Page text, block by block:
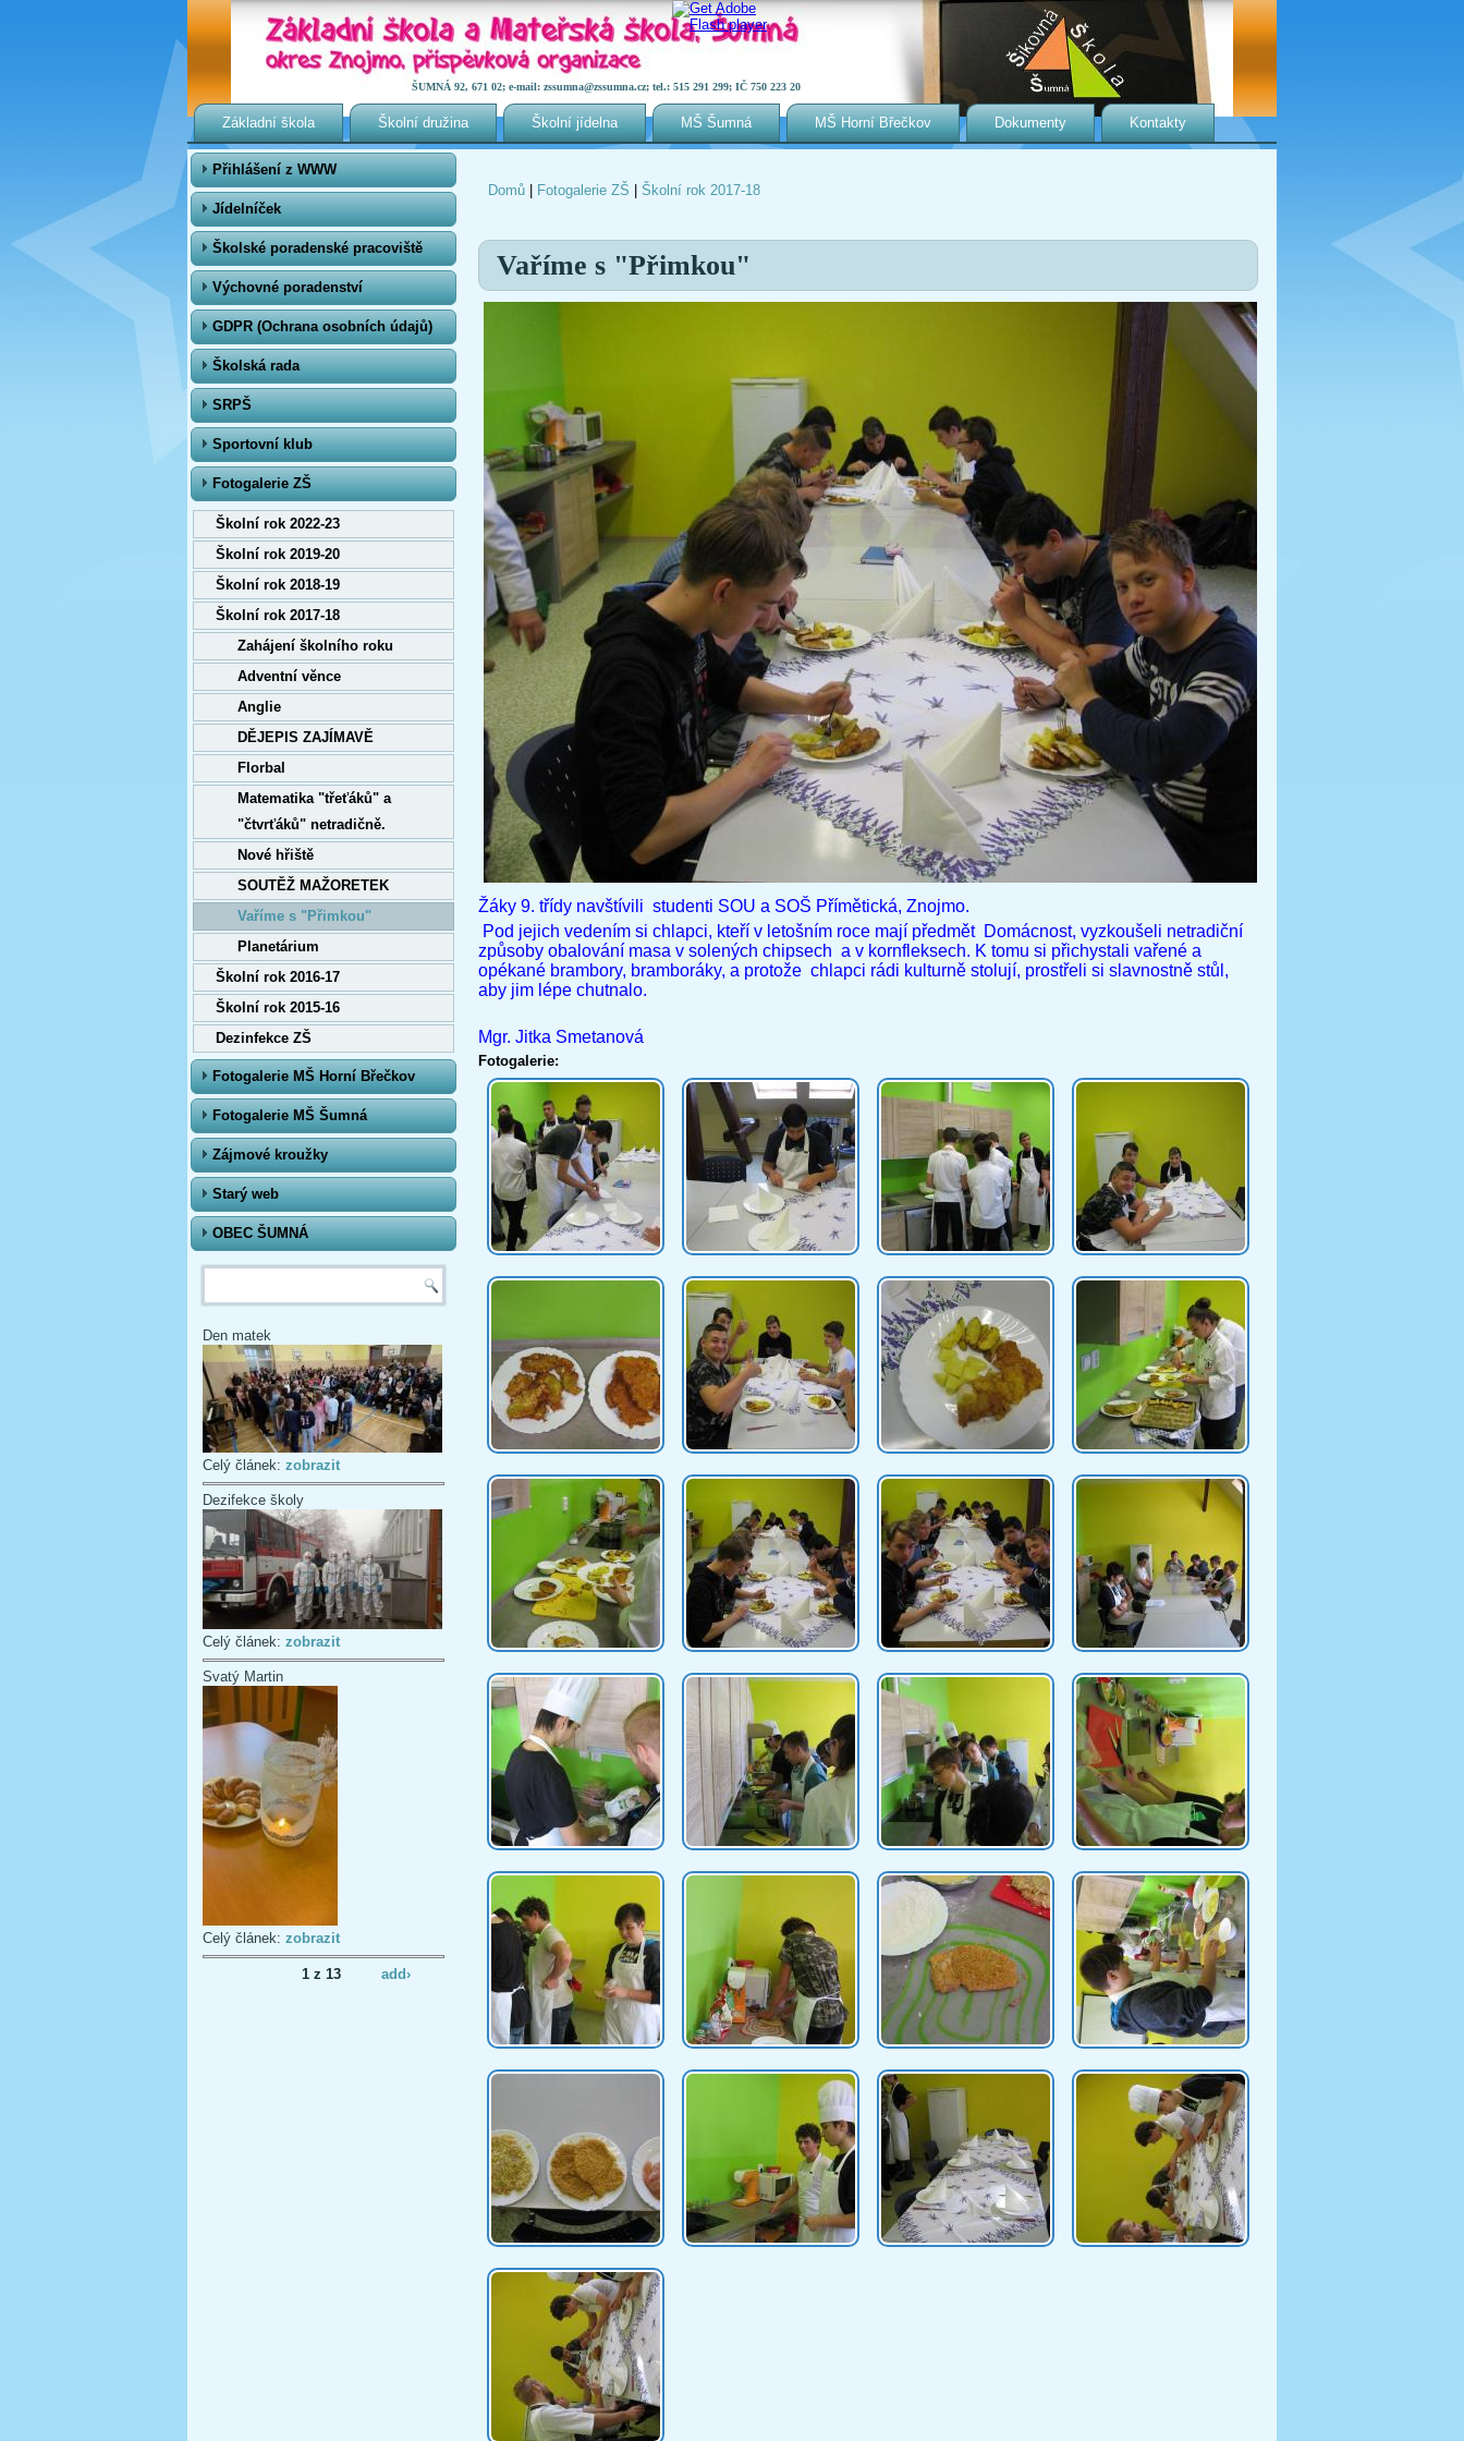
ŠUMNÁ 92, 671 02; e-mail: zssumna@zssumna.cz; tel.: 515 291 299; IČ 750 223 20
Základní škola Školní družina Školní jídelna MŠ Šumná MŠ Horní Břečkov Dokumenty Kontakty
Přihlášení z WWW
Jídelníček
Školské poradenské pracoviště
Výchovné poradenství
GDPR (Ochrana osobních údajů)
Školská rada
SRPŠ
Sportovní klub
Fotogalerie ZŠ
Školní rok 2022-23
Školní rok 2019-20
Školní rok 2018-19
Školní rok 2017-18
Zahájení školního roku
Adventní věnce
Anglie
DĚJEPIS ZAJÍMAVĚ
Florbal
Matematika "třeťáků" a
"čtvrťáků" netradičně.
Nové hřiště
SOUTĚŽ MAŽORETEK
Vaříme s "Přimkou"
Planetárium
Školní rok 2016-17
Školní rok 2015-16
Dezinfekce ZŠ
Fotogalerie MŠ Horní Břečkov
Fotogalerie MŠ Šumná
Zájmové kroužky
Starý web
OBEC ŠUMNÁ
Vyhledávání
Den matek
Celý článek: zobrazit
Dezifekce školy
Celý článek: zobrazit
Svatý Martin
Celý článek: zobrazit
1 z 13 add›
Domů Fotogalerie ZŠ |Školní rok 2017-18
Vaříme s "Přimkou"
Žáky 9. třídy navštívili studenti SOU a SOŠ Přímětická, Znojmo.
Pod jejich vedením si chlapci, kteří v letošním roce mají předmět Domácnost, vyzkoušeli netradiční
způsoby obalování masa v solených chipsech a v kornfleksech. K tomu si přichystali vařené a
opékané brambory, bramboráky, a protože chlapci rádi kulturně stolují, prostřeli si slavnostně stůl,
aby jim lépe chutnalo.
Mgr. Jitka Smetanová
Fotogalerie: